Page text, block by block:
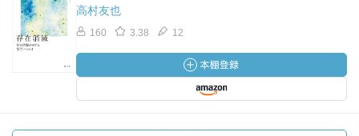
高村友也
160 3.38 12